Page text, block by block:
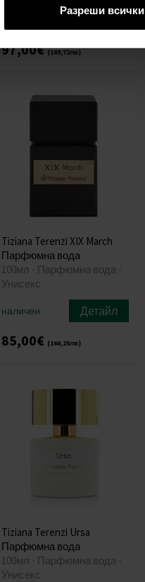
Разреши всички
Детайл
97,00€(189,72лв)
Tiziana Terenzi XIX March
Парфюмна вода
100мл - Парфюмна вода -
Унисекс
наличен Детайл
85,00€ (166,25лв)
Tiziana Terenzi Ursa
Парфюмна вода
100мл - Парфюмна вода -
Унисекс